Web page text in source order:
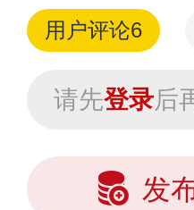
用户评论6
请先登录后
发